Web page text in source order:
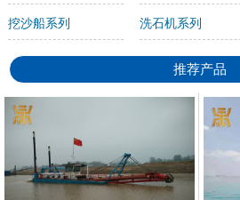
挖沙船系列 洗石机系列
推荐产品